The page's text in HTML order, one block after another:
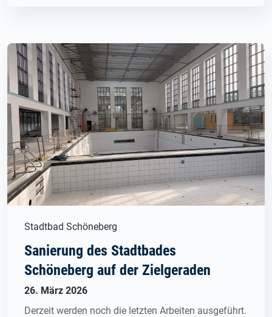
Stadtbad Schöneberg
Sanierung des Stadtbades
Schöneberg auf der Zielgeraden
26. März 2026
Derzeit werden noch die letzten Arbeiten ausgeführt.